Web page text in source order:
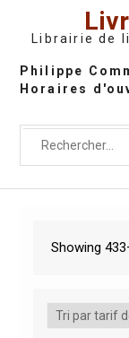
Librairie de
Showing